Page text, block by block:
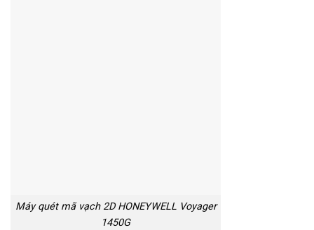
Máy quét mã vạch 2D HONEYWELL Voyager
1450G